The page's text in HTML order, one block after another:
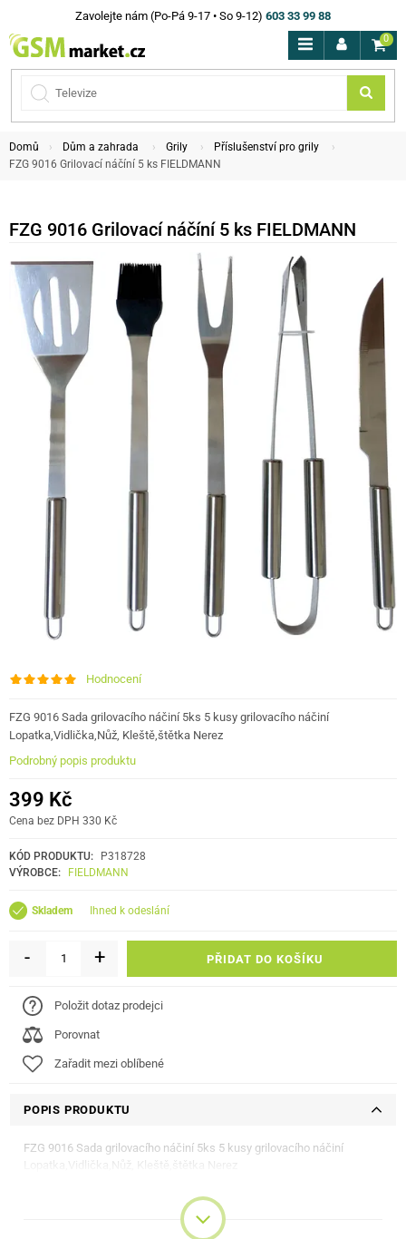
Zavolejte nám (Po-Pá 9-17 • So 9-12) 603 33 99 88
0
Domů Dům a zahrada Grily
Příslušenství pro grily
FZG 9016 Grilovací náčíní 5 ks FIELDMANN
FZG 9016 Grilovací náčíní 5 ks FIELDMANN
Hodnocení
FZG 9016 Sada grilovacího náčiní 5ks 5 kusy grilovacího náčiní
Lopatka,Vidlička,Nůž, Kleště,štětka Nerez
Podrobný popis produktu
399 Kč
Cena bez DPH 330 Kč
KÓD PRODUKTU:
P318728
VÝROBCE:
FIELDMANN
Skladem ihned k odeslání
- + PŘIDAT DO KOŠÍKU
Položit dotaz prodejci
Porovnat
Zařadit mezi oblíbené
POPIS PRODUKTU
FZG 9016 Sada grilovacího náčiní 5ks 5 kusy grilovacího náčiní